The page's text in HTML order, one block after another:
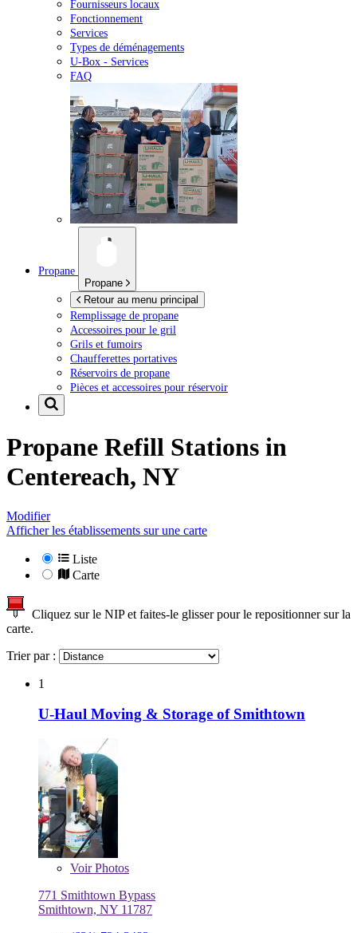
Fournisseurs locaux
Fonctionnement
Services
Types de déménagements
U-Box - Services
FAQ
Propane
Propane
Retour au menu principal
Remplissage de propane
Accessoires pour le gril
Grils et fumoirs
Chaufferettes portatives
Réservoirs de propane
Pièces et accessoires pour réservoir
Propane Refill Stations in
Centereach, NY
Modifier
Afficher les établissements sur une carte
Liste
Carte
Cliquez sur le NIP et faites-le glisser pour le repositionner sur la
carte.
Trier par :
1
U-Haul Moving & Storage of Smithtown
VoirPhotos
771 Smithtown Bypass
Smithtown, NY 11787